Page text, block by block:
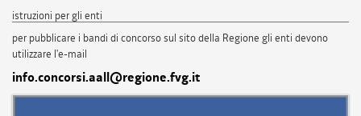
istruzioni per gli enti
per pubblicare i bandi di concorso sul sito della Regione gli enti devono
utilizzare l'e-mail
info.concorsi.aall@regione.fvg.it